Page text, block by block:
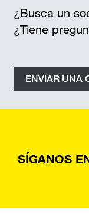
¿Busca un
¿Tiene
ENVIAR UNA
SÍGANOS